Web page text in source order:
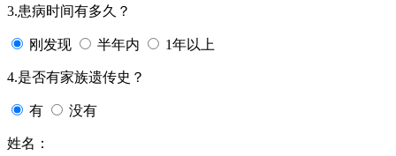
3.患病时间有多久？
刚发现 半年内 1年以上
4.是否有家族遗传史？
有 没有
姓名：